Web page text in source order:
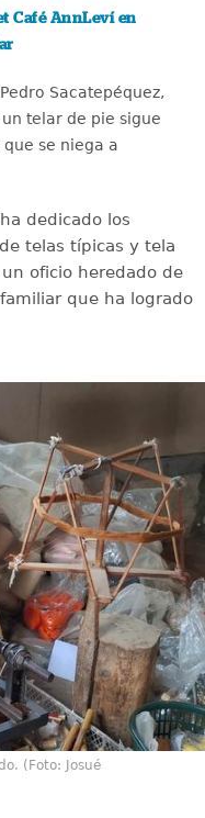
Café AnnLeví en
Sacatepéquez,
telar de pie sigue
se niega a
dedicado los
telas típicas y tela
oficio heredado de
que ha logrado
(Foto: Josué